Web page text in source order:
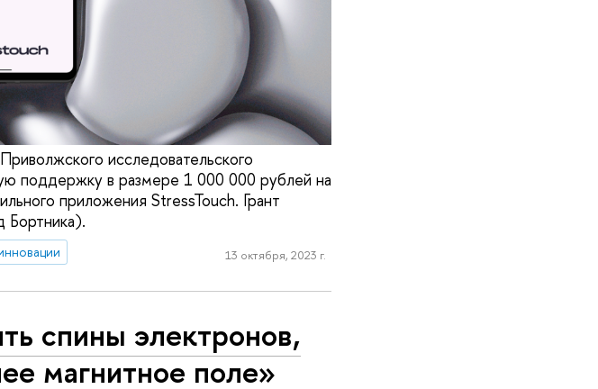
исследовательского
поддержку в размере 1 000 000 рублей на
приложения StressTouch. Грант
13 октября, 2023 г.
спины электронов,
магнитное поле»